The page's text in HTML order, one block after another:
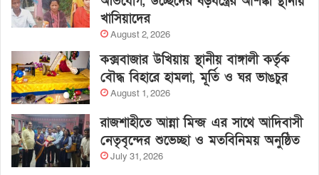
খাসিয়াদের
August 2, 2026
কক্সবাজার উখিয়ায় স্থানীয় বাঙ্গালী কর্তৃক
বৌদ্ধ বিহারে হামলা, মূর্তি ও ঘর ভাঙচুর
August 1, 2026
রাজশাহীতে আন্না মিন্জ এর সাথে আদিবাসী
নেতৃবৃন্দের শুভেচ্ছা ও মতবিনিময় অনুষ্ঠিত
July 31, 2026